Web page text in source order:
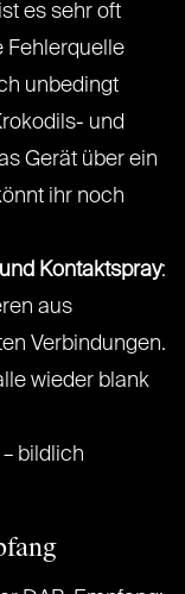
es sehr oft
Fehlerquelle
unbedingt
und
Gerät über ein
ihr noch
Kontaktspray:
aus
Verbindungen.
wieder blank
bildlich